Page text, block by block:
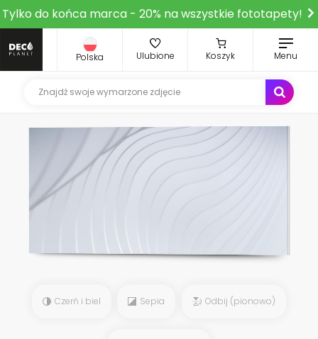
Tylko do końca marca - 20% na wszystkie fototapety!
Polska Ulubione Koszyk Menu
Czerń i biel Sepia Odbij (pionowo)